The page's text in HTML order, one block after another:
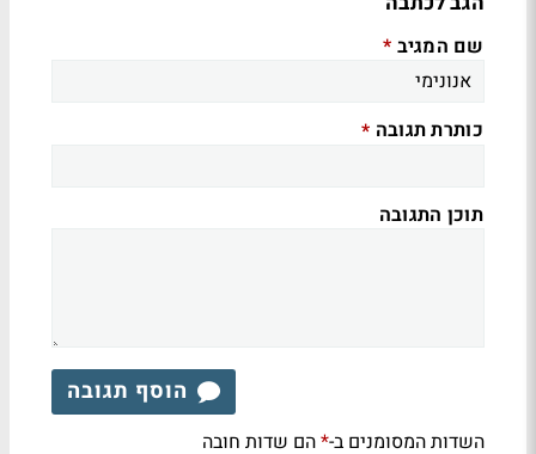
שם המגיב *
כותרת תגובה *
תוכן התגובה
הוסף תגובה
השדות המסומנים ב-*הם שדות חובה